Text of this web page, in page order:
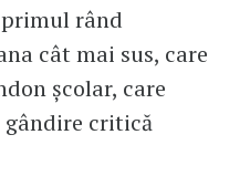
rând
cât mai sus, care
școlar, care
critică